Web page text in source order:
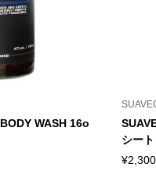
WASH 16o
シー
¥2,300